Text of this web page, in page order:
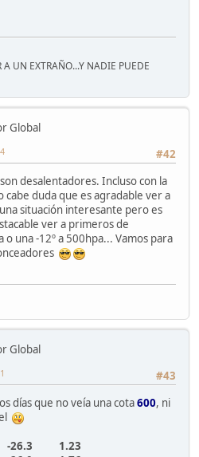
UN EXTRAÑO...Y NADIE PUEDE
Global
#42
desalentadores. Incluso con la
cabe duda que es agradable ver a
situación interesante pero es
ver a primeros de
una -12º a 500hpa... Vamos para
Global
#43
días que no veía una cota600, ni
-26.3 1.23